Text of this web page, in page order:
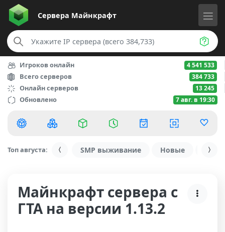
Сервера Майнкрафт
Игроков онлайн 4 541 533
Всего серверов 384 733
Онлайн серверов 13 245
Обновлено 7 авг. в 19:30
Топ августа: SMP выживание Новые С
Майнкрафт сервера с
ГТА на версии 1.13.2